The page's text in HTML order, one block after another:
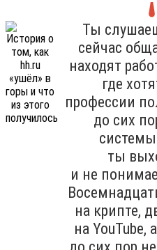
Ты
сейчас
находят
где
профессии
до сих
ты
и не
на крипте,
на